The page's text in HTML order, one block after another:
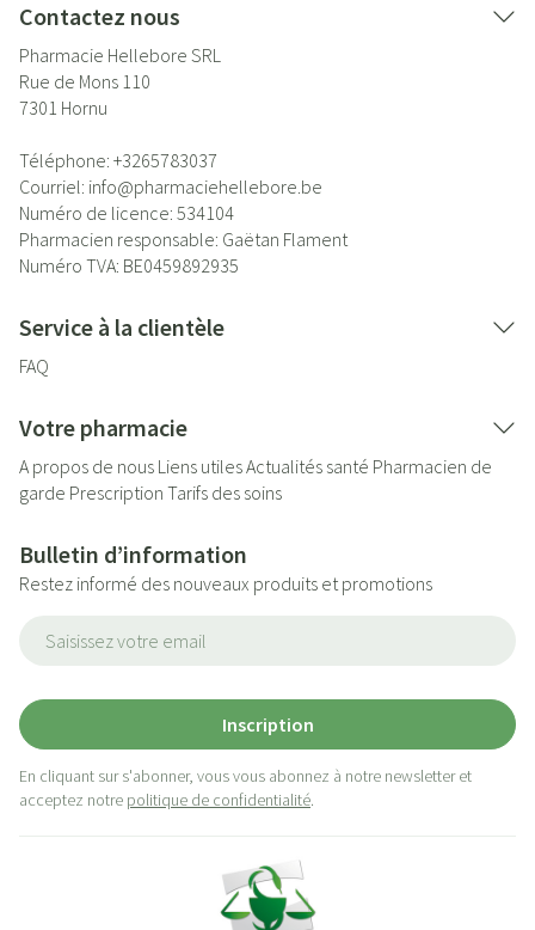
Contactez nous
Pharmacie Hellebore SRL
Rue de Mons 110
7301 Hornu
Téléphone: +3265783037
Courriel: info@pharmaciehellebore.be
Numéro de licence: 534104
Pharmacien responsable: Gaëtan Flament
Numéro TVA: BE0459892935
Service à la clientèle
FAQ
Votre pharmacie
A propos de nous Liens utilesActualités santé Pharmacien de
garde Prescription Tarifs des soins
Bulletin d’information
Restez informé des nouveaux produits et promotions
Inscription
En cliquant sur s'abonner, vous vous abonnez à notre newsletter et
acceptez notre politique de confidentialité.